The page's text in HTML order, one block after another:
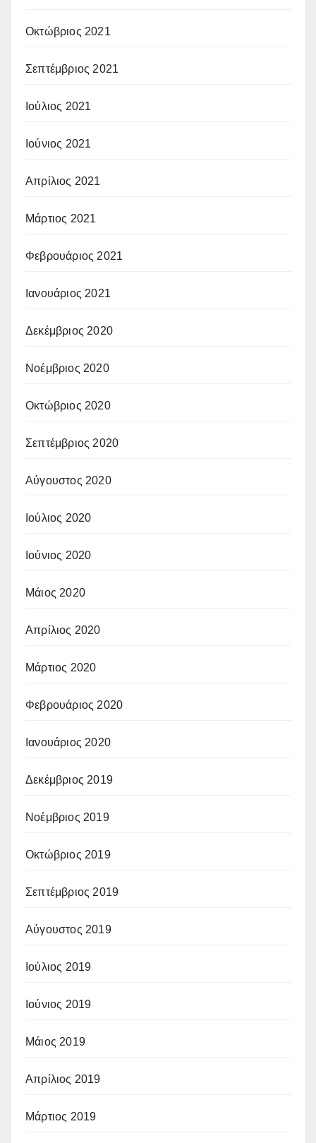
Οκτώβριος 2021
Σεπτέμβριος 2021
Ιούλιος 2021
Ιούνιος 2021
Απρίλιος 2021
Μάρτιος 2021
Φεβρουάριος 2021
Ιανουάριος 2021
Δεκέμβριος 2020
Νοέμβριος 2020
Οκτώβριος 2020
Σεπτέμβριος 2020
Αύγουστος 2020
Ιούλιος 2020
Ιούνιος 2020
Μάιος 2020
Απρίλιος 2020
Μάρτιος 2020
Φεβρουάριος 2020
Ιανουάριος 2020
Δεκέμβριος 2019
Νοέμβριος 2019
Οκτώβριος 2019
Σεπτέμβριος 2019
Αύγουστος 2019
Ιούλιος 2019
Ιούνιος 2019
Μάιος 2019
Απρίλιος 2019
Μάρτιος 2019